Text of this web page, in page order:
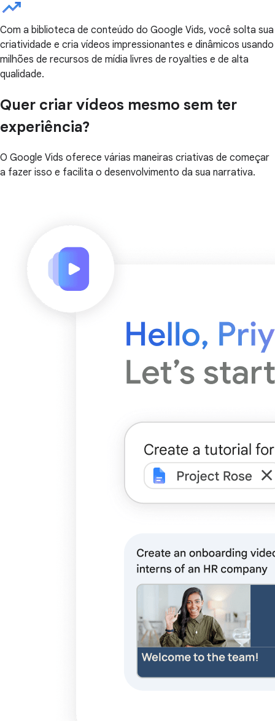
Com a biblioteca de conteúdo do Google Vids, você solta sua
criatividade e cria vídeos impressionantes e dinâmicos usando
milhões de recursos de mídia livres de royalties e de alta
qualidade.
Quer criar vídeos mesmo sem ter
experiência?
O Google Vids oferece várias maneiras criativas de começar
a fazer isso e facilita o desenvolvimento da sua narrativa.